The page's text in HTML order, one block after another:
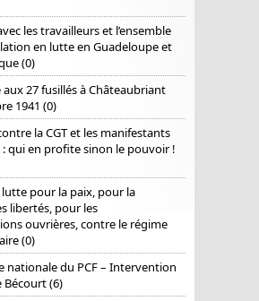
les travailleurs et l’ensemble
en lutte en Guadeloupe et
(0)
27 fusillés à Châteaubriant
1941 (0)
la CGT et les manifestants
: qui en profite sinon le pouvoir !
lutte pour la paix, pour la
libertés, pour les
ouvrières, contre le régime
(0)
nationale du PCF – Intervention
Bécourt (6)